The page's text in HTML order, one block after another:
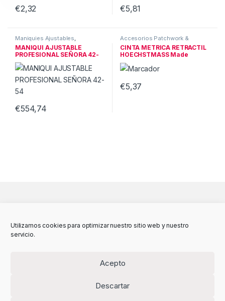
Utilizamos cookies para optimizar nuestro sitio web y nuestro
servicio.
Acepto
Descartar
€2,32 €5,81
Maniquies Ajustables,
MERCERIA & OTROS
MANIQUI AJUSTABLE
PROFESIONAL SEÑORA 42-
54
€554,74
Accesorios Patchwork &
Merceria ,MERCERIA & OTROS
CINTA METRICA RETRACTIL
HOECHSTMASS Made
Germany
€5,37